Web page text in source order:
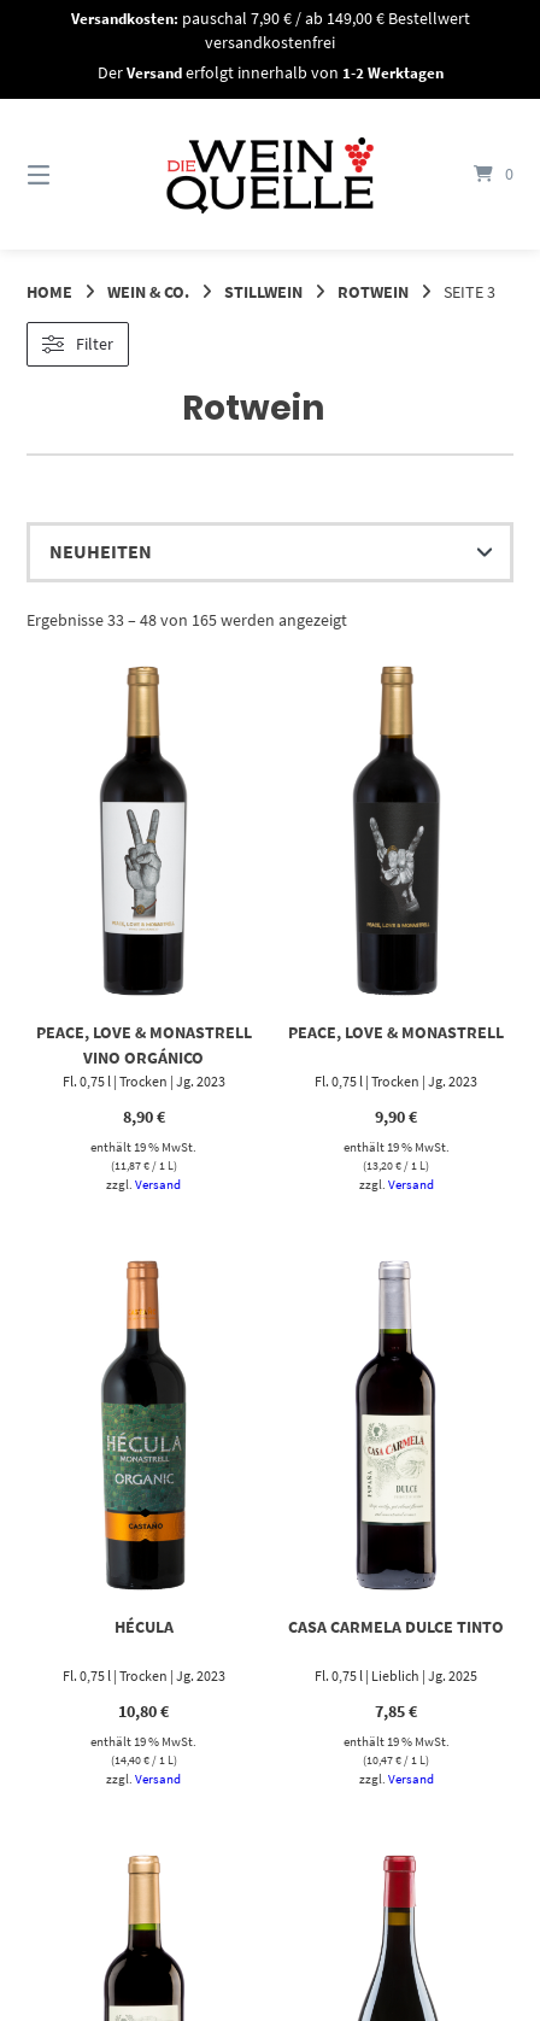
Versandkosten: pauschal 7,90 € / ab 149,00 € Bestellwert
versandkostenfrei
DerVersanderfolgt innerhalb von 1-2 Werktagen
0
HOME WEIN & CO. STILLWEIN ROTWEIN SEITE 3
Rotwein
Filter
Ergebnisse 33 – 48 von 165 werden angezeigt
PEACE, LOVE & MONASTRELL
VINO ORGÁNICO
Fl. 0,75 l | Trocken | Jg. 2023
8,90€
enthält 19 % MwSt.
(11,87€/ 1 L)
zzgl.Versand
PEACE, LOVE & MONASTRELL
Fl. 0,75 l | Trocken | Jg. 2023
9,90€
enthält 19 % MwSt.
(13,20€/ 1 L)
zzgl. Versand
HÉCULA
Fl. 0,75 l | Trocken | Jg. 2023
10,80€
enthält 19 % MwSt.
(14,40€/ 1 L)
zzgl.Versand
CASA CARMELA DULCE TINTO
Fl. 0,75 l | Lieblich | Jg. 2025
7,85€
enthält 19 % MwSt.
(10,47€/ 1 L)
zzgl. Versand